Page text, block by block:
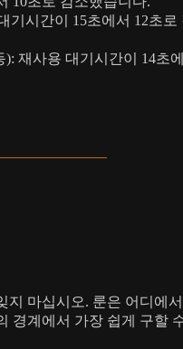
기시간이 15초에서 12초로
재사용 대기시간이 14초
지 마십시오. 룬은 어디에
경계에서 가장 쉽게 구할